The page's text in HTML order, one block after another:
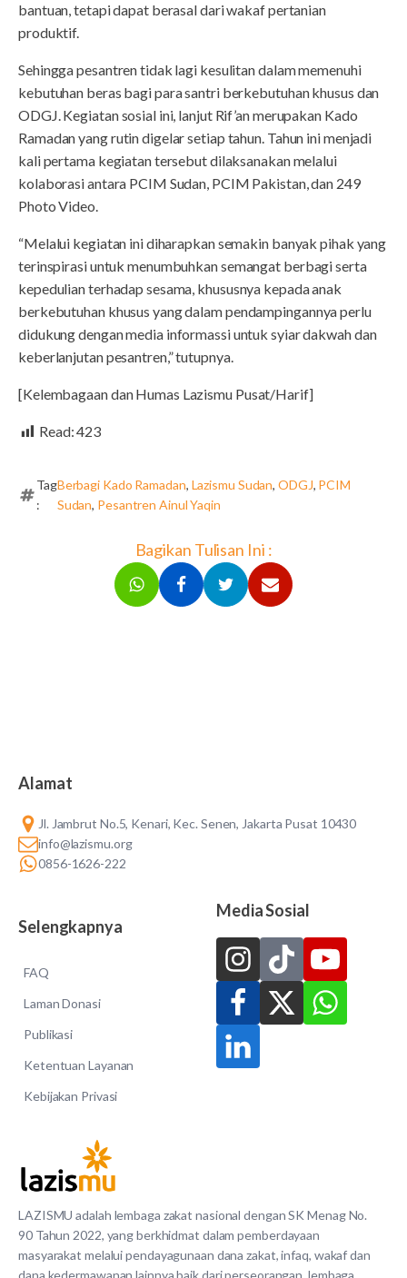
bantuan, tetapi dapat berasal dari wakaf pertanian
produktif.
Sehingga pesantren tidak lagi kesulitan dalam memenuhi
kebutuhan beras bagi para santri berkebutuhan khusus dan
ODGJ. Kegiatan sosial ini, lanjut Rif’an merupakan Kado
Ramadan yang rutin digelar setiap tahun. Tahun ini menjadi
kali pertama kegiatan tersebut dilaksanakan melalui
kolaborasi antara PCIM Sudan, PCIM Pakistan, dan 249
Photo Video.
“Melalui kegiatan ini diharapkan semakin banyak pihak yang
terinspirasi untuk menumbuhkan semangat berbagi serta
kepedulian terhadap sesama, khususnya kepada anak
berkebutuhan khusus yang dalam pendampingannya perlu
didukung dengan media informassi untuk syiar dakwah dan
keberlanjutan pesantren,” tutupnya.
[Kelembagaan dan Humas Lazismu Pusat/Harif]
Read:423
Tag
:
Berbagi Kado Ramadan, Lazismu Sudan,ODGJ, PCIM
Sudan, Pesantren Ainul Yaqin
Bagikan Tulisan Ini :
LAZISMU adalah lembaga zakat nasional dengan SK Menag No.
90 Tahun 2022, yang berkhidmat dalam pemberdayaan
masyarakat melalui pendayagunaan dana zakat, infaq, wakaf dan
dana kedermawanan lainnya baik dari perseorangan, lembaga,
Alamat
Jl. Jambrut No.5, Kenari, Kec. Senen, Jakarta Pusat 10430
info@lazismu.org
0856-1626-222
Selengkapnya
FAQ
Laman Donasi
Publikasi
Ketentuan Layanan
Kebijakan Privasi
Media Sosial